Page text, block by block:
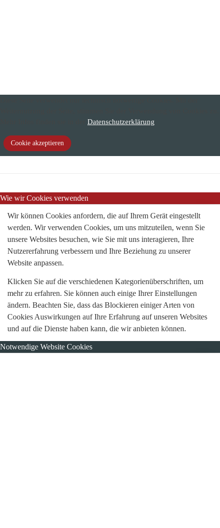
Datenschutzerklärung
Cookie akzeptieren
Wie wir Cookies verwenden
Wir können Cookies anfordern, die auf Ihrem Gerät eingestellt
werden. Wir verwenden Cookies, um uns mitzuteilen, wenn Sie
unsere Websites besuchen, wie Sie mit uns interagieren, Ihre
Nutzererfahrung verbessern und Ihre Beziehung zu unserer
Website anpassen.
Klicken Sie auf die verschiedenen Kategorienüberschriften, um
mehr zu erfahren. Sie können auch einige Ihrer Einstellungen
ändern. Beachten Sie, dass das Blockieren einiger Arten von
Cookies Auswirkungen auf Ihre Erfahrung auf unseren Websites
und auf die Dienste haben kann, die wir anbieten können.
Notwendige Website Cookies